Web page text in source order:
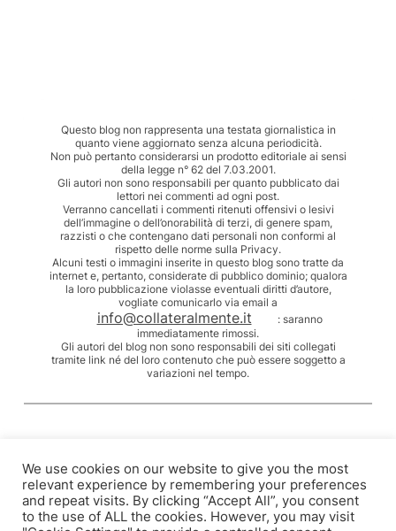
Questo blog non rappresenta una testata giornalistica in
quanto viene aggiornato senza alcuna periodicità.
Non può pertanto considerarsi un prodotto editoriale ai sensi
della legge n° 62 del 7.03.2001.
Gli autori non sono responsabili per quanto pubblicato dai
lettori nei commenti ad ogni post.
Verranno cancellati i commenti ritenuti offensivi o lesivi
dell’immagine o dell’onorabilità di terzi, di genere spam,
razzisti o che contengano dati personali non conformi al
rispetto delle norme sulla Privacy.
Alcuni testi o immagini inserite in questo blog sono tratte da
internet e, pertanto, considerate di pubblico dominio; qualora
la loro pubblicazione violasse eventuali diritti d’autore,
vogliate comunicarlo via email a
info@collateralmente.it
: saranno
immediatamente rimossi.
Gli autori del blog non sono responsabili dei siti collegati
tramite link né del loro contenuto che può essere soggetto a
variazioni nel tempo.
We use cookies on our website to give you the most
relevant experience by remembering your preferences
and repeat visits. By clicking “Accept All”, you consent
to the use of ALL the cookies. However, you may visit